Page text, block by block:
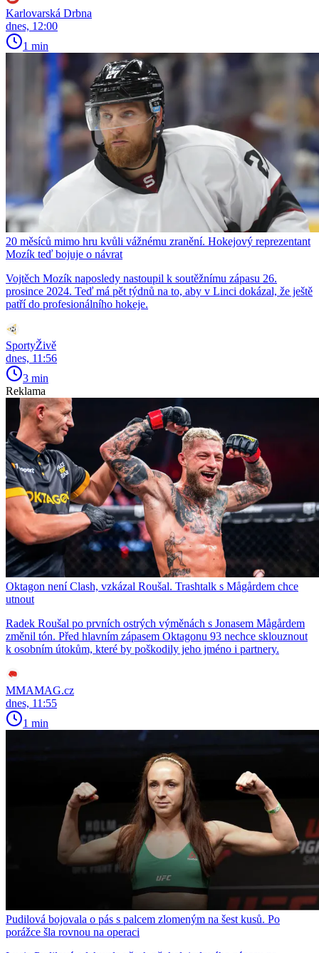
Karlovarská Drbna
dnes, 12:00
1 min
20 měsíců mimo hru kvůli vážnému zranění. Hokejový reprezentant
Mozík teď bojuje o návrat
Vojtěch Mozík naposledy nastoupil k soutěžnímu zápasu 26.
prosince 2024. Teď má pět týdnů na to, aby v Linci dokázal, že ještě
patří do profesionálního hokeje.
SportyŽivě
dnes, 11:56
3 min
Reklama
Oktagon není Clash, vzkázal Roušal. Trashtalk s Mågårdem chce
utnout
Radek Roušal po prvních ostrých výměnách s Jonasem Mågårdem
změnil tón. Před hlavním zápasem Oktagonu 93 nechce sklouznout
k osobním útokům, které by poškodily jeho jméno i partnery.
MMAMAG.cz
dnes, 11:55
1 min
Pudilová bojovala o pás s palcem zlomeným na šest kusů. Po
porážce šla rovnou na operaci